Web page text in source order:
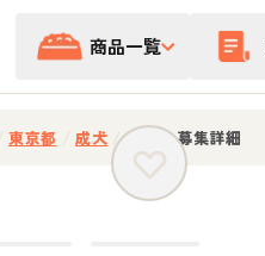
商品一覧
東京都 成犬 / 茶色 / 募集詳細